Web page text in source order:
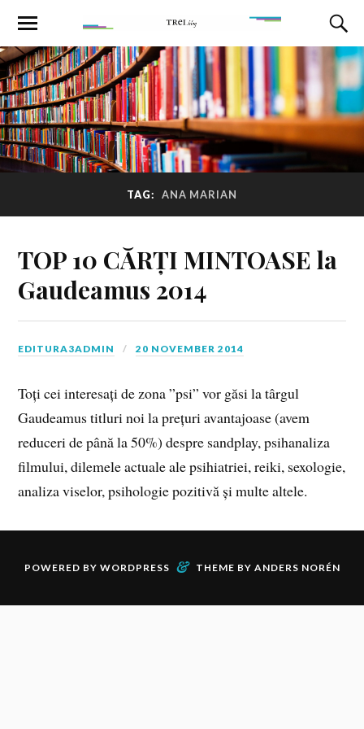
TAG: ANA MARIAN
TOP 10 CĂRȚI MINTOASE la
Gaudeamus 2014
EDITURA3ADMIN 20 NOVEMBER 2014
Toți cei interesați de zona ”psi” vor găsi la târgul
Gaudeamus titluri noi la prețuri avantajoase (avem
reduceri de până la 50%) despre sandplay, psihanaliza
filmului, dilemele actuale ale psihiatriei, reiki, sexologie,
analiza viselor, psihologie pozitivă și multe altele.
POWERED BY WORDPRESS & THEME BY ANDERS NORÉN